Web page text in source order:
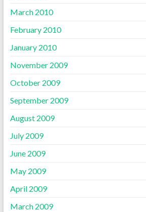
March 2010
February 2010
January 2010
November 2009
October 2009
September 2009
August 2009
July 2009
June 2009
May 2009
April 2009
March 2009